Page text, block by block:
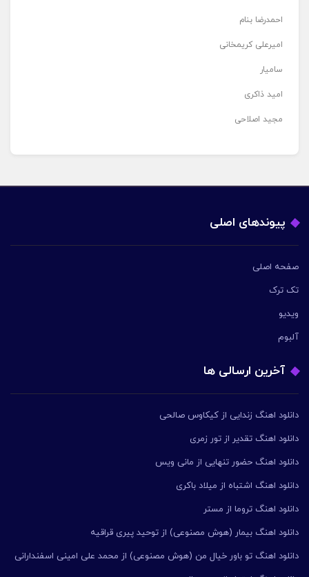
احمدرضا بنام
امیرعلی کریمخانی
سامیار
امید ذاکری
مجید اصلاحی
پیوندهای اصلی
صفحه اصلی
تک ترک
ویدیو
آلبوم
آخرین ارسالی ها
دانلود اهنگ زندایی از کیکاوس صالحی
دانلود اهنگ تقدیر از تور زمری
دانلود اهنگ حضور تنهایی از مانی ویس
دانلود اهنگ اشتباه از میلاد باکری
دانلود اهنگ تروما از مستر
دانلود اهنگ بیمار (هوش مصنوعی) از توحید پیری قراقیه
دانلود اهنگ تو باور خیال من (هوش مصنوعی) از محمد علی امینی اسفندارانی